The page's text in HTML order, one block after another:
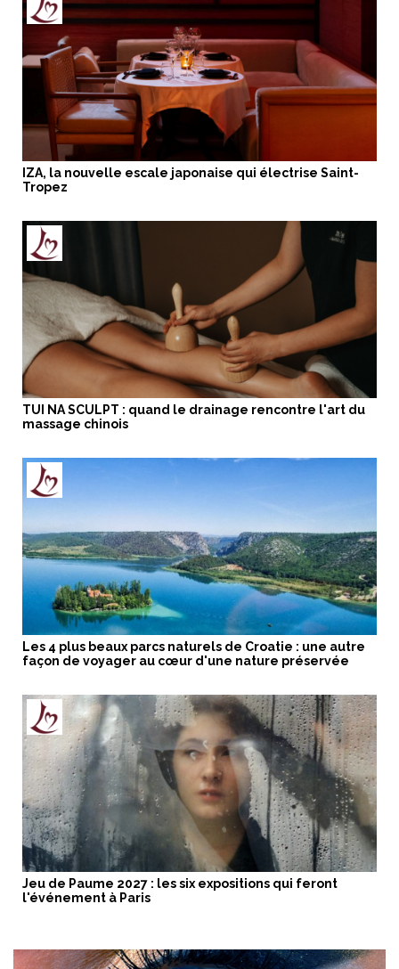
IZA, la nouvelle escale japonaise qui électrise Saint-
Tropez
TUI NA SCULPT : quand le drainage rencontre l'art du
massage chinois
Les 4 plus beaux parcs naturels de Croatie : une autre
façon de voyager au cœur d'une nature préservée
Jeu de Paume 2027 : les six expositions qui feront
l'événement à Paris